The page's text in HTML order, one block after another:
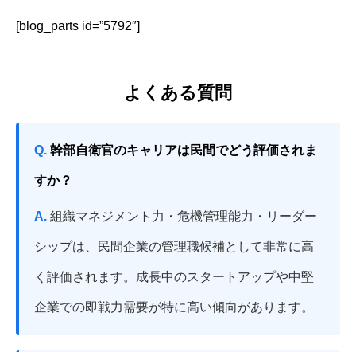
[blog_parts id=”5792″]
よくある質問
Q. 幹部自衛官のキャリアは民間でどう評価されま
すか？
A. 組織マネジメント力・危機管理能力・リーダー
シップは、民間企業の管理職候補として非常に高
く評価されます。成長中のスタートアップや中堅
企業での即戦力需要が特に高い傾向があります。